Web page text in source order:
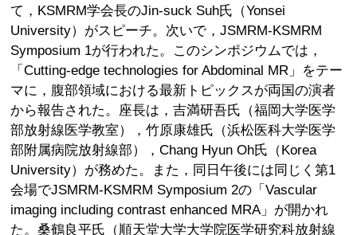
て，KSMRM学会長のJin-suck Suh氏（Yonsei
University）がスピーチ。次いで，JSMRM-KSMRM
Symposium 1が行われた。このシンポジウムでは，
「Cutting-edge technologies for Abdominal MR」をテー
マに，腹部領域における最新トピックスが両国の演者
から報告された。座長は，吉満研吾氏（福岡大学医学
部放射線医学教室），竹原康雄氏（浜松医科大学医学
部附属病院放射線部），Chang Hyun Oh氏（Korea
University）が務めた。また，同日午後には同じく第1
会場でJSMRM-KSMRM Symposium 2の「Vascular
imaging including contrast enhanced MRA」が開かれ
た。桑鶴良平氏（順天堂大学大学院医学研究科放射線